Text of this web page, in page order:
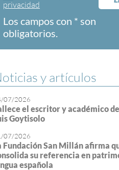
privacidad
Los campos con * son
obligatorios.
y artículos
07/2026
el escritor y académico
Goytisolo
07/2026
Fundación San Millán afirma
su referencia en
española